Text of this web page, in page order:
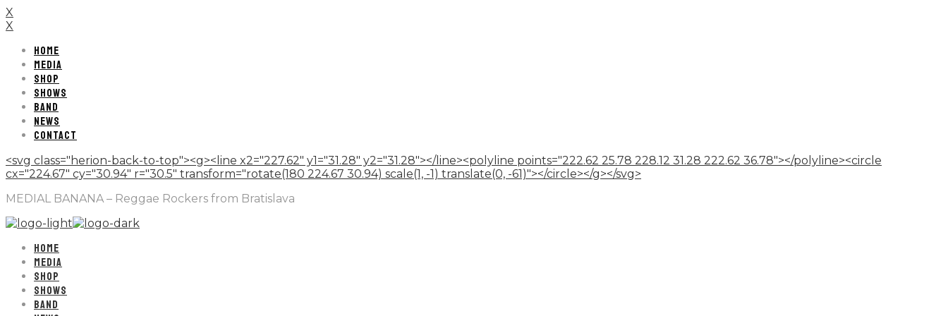
X
X
HOME
MEDIA
SHOP
SHOWS
BAND
NEWS
CONTACT
<svg class="herion-back-to-top"><g><line x2="227.62" y1="31.28" y2="31.28"></line><polyline points="222.62 25.78 228.12 31.28 222.62 36.78"></polyline><circle
cx="224.67" cy="30.94" r="30.5" transform="rotate(180 224.67 30.94) scale(1, -1) translate(0, -61)"></circle></g></svg>
MEDIAL BANANA – Reggae Rockers from Bratislava
HOME
MEDIA
SHOP
SHOWS
BAND